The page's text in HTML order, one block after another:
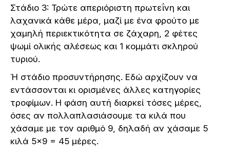
Στάδιο 3: Τρώτε απεριόριστη πρωτεΐνη και
λαχανικά κάθε μέρα, μαζί με ένα φρούτο με
χαμηλή περιεκτικότητα σε ζάχαρη, 2 φέτες
ψωμί ολικής αλέσεως και 1 κομμάτι σκληρού
τυριού.
Ή στάδιο προσυντήρησης. Εδώ αρχίζουν να
εντάσσονται κι ορισμένες άλλες κατηγορίες
τροφίμων. Η φάση αυτή διαρκεί τόσες μέρες,
όσες αν πολλαπλασιάσουμε τα κιλά που
χάσαμε με τον αριθμό 9, δηλαδή αν χάσαμε 5
κιλά 5×9 = 45 μέρες.